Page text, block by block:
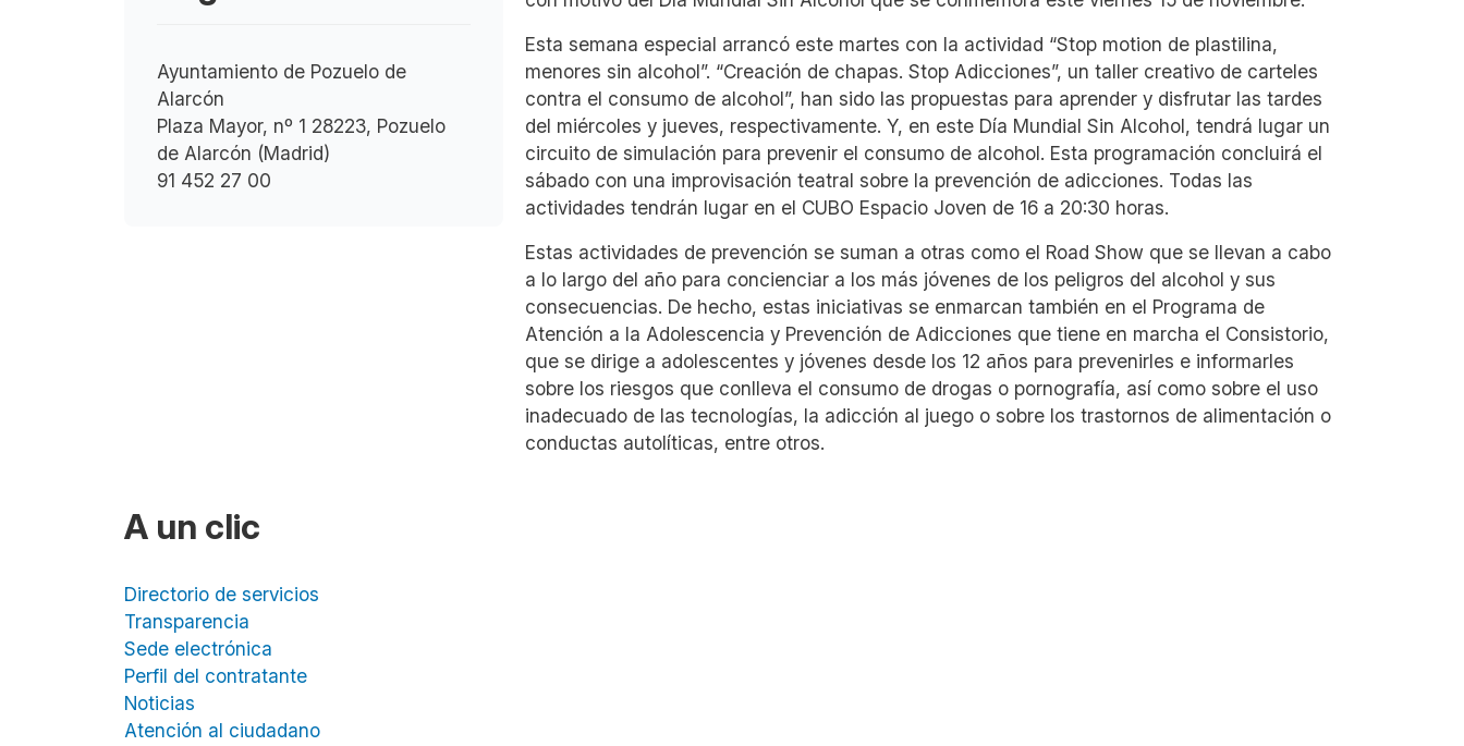
Ayuntamiento de Pozuelo de
Alarcón
Plaza Mayor, nº 1 28223, Pozuelo
de Alarcón (Madrid)
91 452 27 00
Esta semana especial arrancó este martes con la actividad “Stop motion de plastilina,
menores sin alcohol”. “Creación de chapas. Stop Adicciones”, un taller creativo de carteles
contra el consumo de alcohol”, han sido las propuestas para aprender y disfrutar las tardes
del miércoles y jueves, respectivamente. Y, en este Día Mundial Sin Alcohol, tendrá lugar un
circuito de simulación para prevenir el consumo de alcohol. Esta programación concluirá el
sábado con una improvisación teatral sobre la prevención de adicciones. Todas las
actividades tendrán lugar en el CUBO Espacio Joven de 16 a 20:30 horas.
Estas actividades de prevención se suman a otras como el Road Show que se llevan a cabo
a lo largo del año para concienciar a los más jóvenes de los peligros del alcohol y sus
consecuencias. De hecho, estas iniciativas se enmarcan también en el Programa de
Atención a la Adolescencia y Prevención de Adicciones que tiene en marcha el Consistorio,
que se dirige a adolescentes y jóvenes desde los 12 años para prevenirles e informarles
sobre los riesgos que conlleva el consumo de drogas o pornografía, así como sobre el uso
inadecuado de las tecnologías, la adicción al juego o sobre los trastornos de alimentación o
conductas autolíticas, entre otros.
A un clic
Directorio de servicios
Transparencia
Sede electrónica
Perfil del contratante
Noticias
Atención al ciudadano